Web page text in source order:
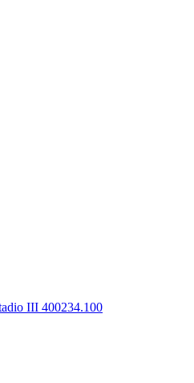
III 400234.100